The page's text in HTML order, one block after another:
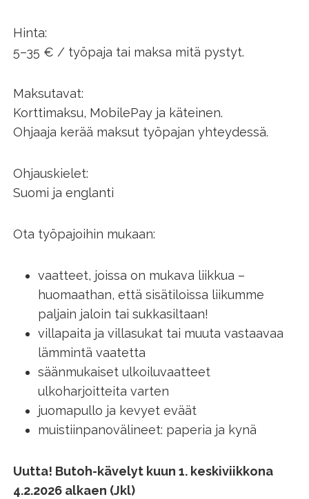
Hinta:
5–35 € / työpaja tai maksa mitä pystyt.
Maksutavat:
Korttimaksu, MobilePay ja käteinen.
Ohjaaja kerää maksut työpajan yhteydessä.
Ohjauskielet:
Suomi ja englanti
Ota työpajoihin mukaan:
vaatteet, joissa on mukava liikkua –
huomaathan, että sisätiloissa liikumme
paljain jaloin tai sukkasiltaan!
villapaita ja villasukat tai muuta vastaavaa
lämmintä vaatetta
säänmukaiset ulkoiluvaatteet
ulkoharjoitteita varten
juomapullo ja kevyet eväät
muistiinpanovälineet: paperia ja kynä
Uutta! Butoh-kävelyt kuun 1. keskiviikkona
4.2.2026 alkaen (Jkl)